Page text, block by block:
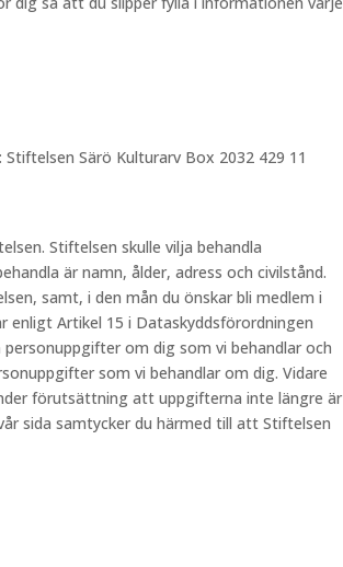
Särö Kulturarv Box 2032 429 11
Stiftelsen skulle vilja behandla
är namn, ålder, adress och civilstånd.
samt, i den mån du önskar bli medlem i
enligt Artikel 15 i Dataskyddsförordningen
om dig som vi behandlar och
som vi behandlar om dig. Vidare
förutsättning att uppgifterna inte längre är
sida samtycker du härmed till att Stiftelsen